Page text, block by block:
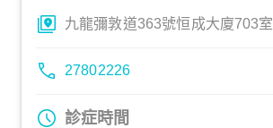
九龍彌敦道363號恒成大廈703室
27802226
診症時間